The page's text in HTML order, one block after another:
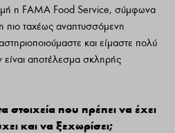
η FAMA Food Service, σύμφωνα
πιο ταχέως αναπτυσσόμενη
και είμαστε πολύ
είναι αποτέλεσμα σκληρής
στοιχεία που πρέπει να έχει
και να ξεχωρίσει;